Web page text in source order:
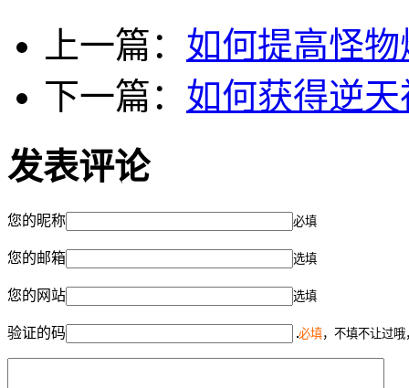
上一篇： 如何提高怪
下一篇： 如何获得逆
发表评论
您的昵称 必填
您的邮箱 选填
您的网站 选填
验证的码 必填，不填不让过